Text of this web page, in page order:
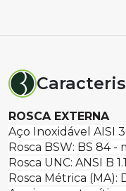
ROSCA EXTERNA
Aço Inoxidável AISI
Rosca BSW: BS 84 -
Rosca UNC: ANSI B
Rosca Métrica (MA):